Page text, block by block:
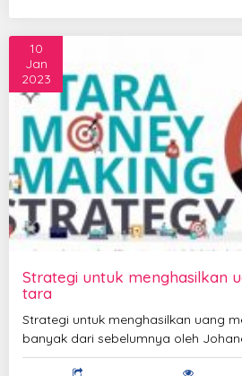
Strategi untuk menghasilkan
tara
10
Jan
2023
Strategi untuk menghasilkan uang
banyak dari sebelumnya oleh